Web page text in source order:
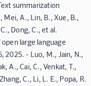
summarization
Mei, A., Lin, B., Xue, B.,
Dong, C., et al.
large language
2025. - Luo, M., Jain, N.,
A., Cai, C., Venkat, T.,
C., Li, L. E., Popa, R.